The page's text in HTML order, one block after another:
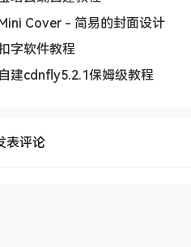
Cover - 简易的封面设计
字软件教程
自建cdnfly5.2.1保姆级教程
表评论